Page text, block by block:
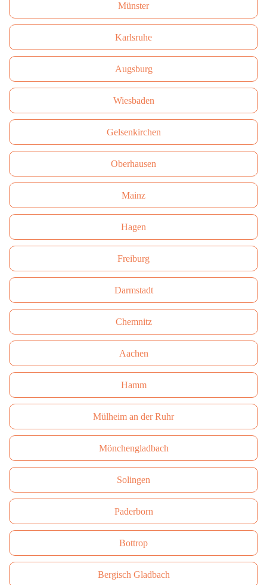
Münster
Karlsruhe
Augsburg
Wiesbaden
Gelsenkirchen
Oberhausen
Mainz
Hagen
Freiburg
Darmstadt
Сhemnitz
Aachen
Hamm
Mülheim an der Ruhr
Mönchengladbach
Solingen
Paderborn
Bottrop
Bergisch Gladbach